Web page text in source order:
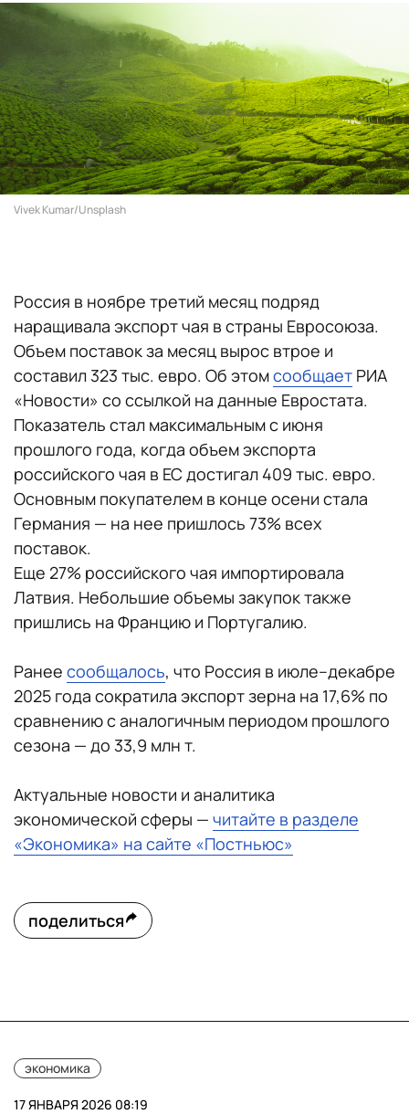
Vivek Kumar/Unsplash
Россия в ноябре третий месяц подряд
наращивала экспорт чая в страны Евросоюза.
Объем поставок за месяц вырос втрое и
составил 323 тыс. евро. Об этомсообщает РИА
«Новости» со ссылкой на данные Евростата.
Показатель стал максимальным с июня
прошлого года, когда объем экспорта
российского чая в ЕС достигал 409 тыс. евро.
Основным покупателем в конце осени стала
Германия — на нее пришлось 73% всех
поставок.
Еще 27% российского чая импортировала
Латвия. Небольшие объемы закупок также
пришлись на Францию и Португалию.
Ранее сообщалось, что Россия в июле–декабре
2025 года сократила экспорт зерна на 17,6% по
сравнению с аналогичным периодом прошлого
сезона — до 33,9 млн т.
Актуальные новости и аналитика
экономической сферы — читайте в разделе
«Экономика» на сайте «Постньюс»
поделиться
экономика
17 ЯНВАРЯ 2026 08:19